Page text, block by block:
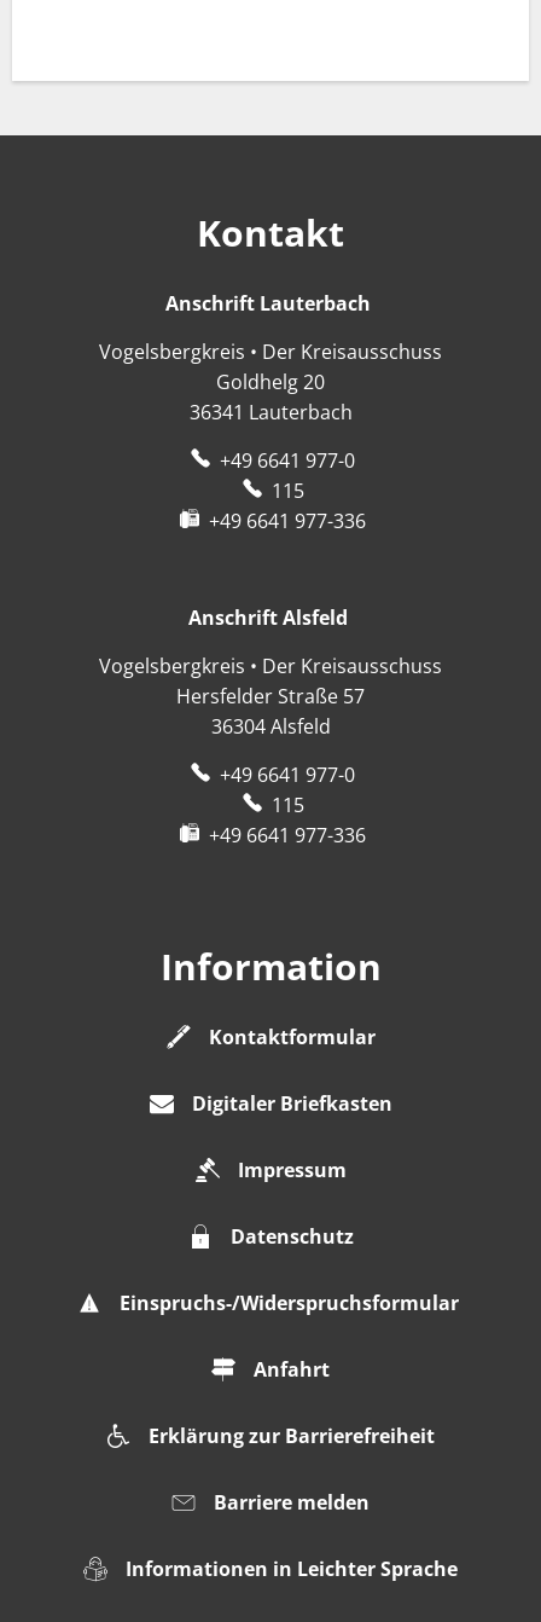
Kontakt
Anschrift Lauterbach
Vogelsbergkreis • Der Kreisausschuss
Goldhelg 20
36341 Lauterbach
+49 6641 977-0
115
+49 6641 977-336
Anschrift Alsfeld
Vogelsbergkreis • Der Kreisausschuss
Hersfelder Straße 57
36304 Alsfeld
+49 6641 977-0
115
+49 6641 977-336
Information
Kontaktformular
Digitaler Briefkasten
Impressum
Datenschutz
Einspruchs-/Widerspruchsformular
Anfahrt
Erklärung zur Barrierefreiheit
Barriere melden
Informationen in Leichter Sprache